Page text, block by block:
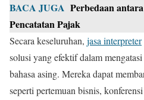
BACA JUGA Perbedaan
Pencatatan Pajak
Secara keseluruhan, jasa interpreter
solusi yang efektif dalam
bahasa asing. Mereka dapat
seperti pertemuan bisnis,